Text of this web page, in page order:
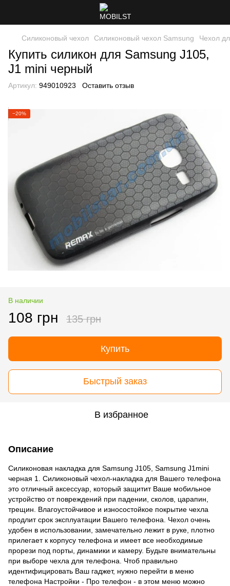
Силиконовый чехол Силиконовый чехол Samsung Чехол
Купить силикон для Samsung J105,
J1 mini черный
Артикул: 949010923 Оставить отзыв
−20%
В наличии
108 грн 135 грн
Купить
Быстрый заказ
В избранное
Описание
Силиконовая накладка для Samsung J105, Samsung J1mini
черная 1. Силиконовый чехол-накладка для Вашего телефона
это отличный аксессуар, который защитит Ваше мобильное
устройство от повреждений при падении, сколов, царапин,
трещин. Влагоустойчивое и износостойкое покрытие чехла
продлит срок эксплуатации Вашего телефона. Чехол очень
удобен в использовании, замечательно лежит в руке, плотно
прилегает к корпусу телефона и имеет все необходимые
прорези под порты, динамики и камеру. Будьте внимательны
при выборе чехла для телефона. Чтоб правильно
идентифицировать Ваш гаджет, нужно перейти в меню
телефона Настройки - Про телефон - в этом меню можно